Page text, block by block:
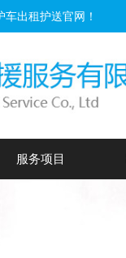
出租护送官网！
服务项目